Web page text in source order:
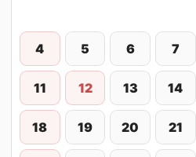
4 5 6 7
11 12 13 14
18 19 20 21